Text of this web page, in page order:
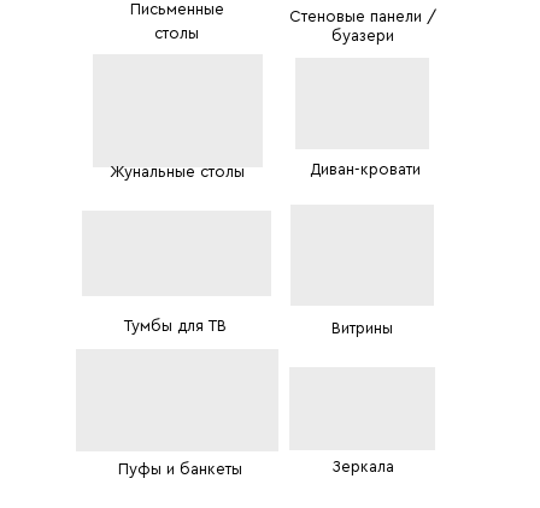
Витрины
Диван-кровати
Тумбы для ТВ
Жунальные столы
Пуфы и банкеты Зеркала
Стеновые панели /
буазери
Письменные
столы